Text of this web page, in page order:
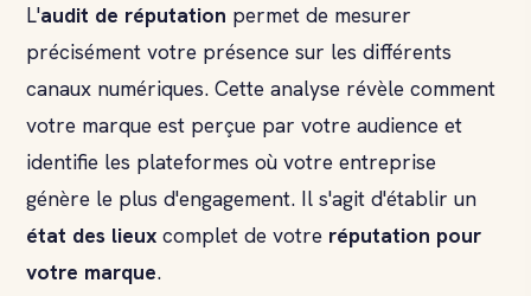
L'audit de réputation permet de mesurer
précisément votre présence sur les différents
canaux numériques. Cette analyse révèle comment
votre marque est perçue par votre audience et
identifie les plateformes où votre entreprise
génère le plus d'engagement. Il s'agit d'établir un
état des lieux complet de votre réputation pour
votre marque.